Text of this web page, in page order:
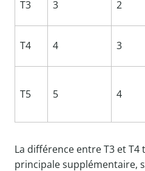
T3 3 2
T4 4 3
T5 5 4
La différence entre T3 et T4
principale supplémentaire,